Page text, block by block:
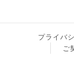
プライバ
ご